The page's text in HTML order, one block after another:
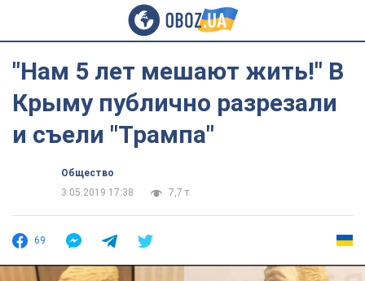
"Нам 5 лет мешают жить!" В
Крыму публично разрезали
и съели "Трампа"
Общество
3.05.2019 17:38
7,7 т.
69